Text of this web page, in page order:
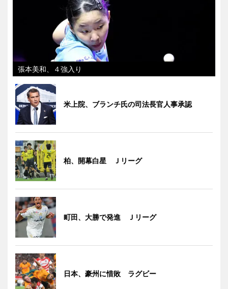
張本美和、４強入り
米上院、ブランチ氏の司法長官人事承認
柏、開幕白星 Ｊリーグ
町田、大勝で発進 Ｊリーグ
日本、豪州に惜敗 ラグビー